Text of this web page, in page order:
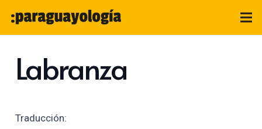
Labranza
Traducción: